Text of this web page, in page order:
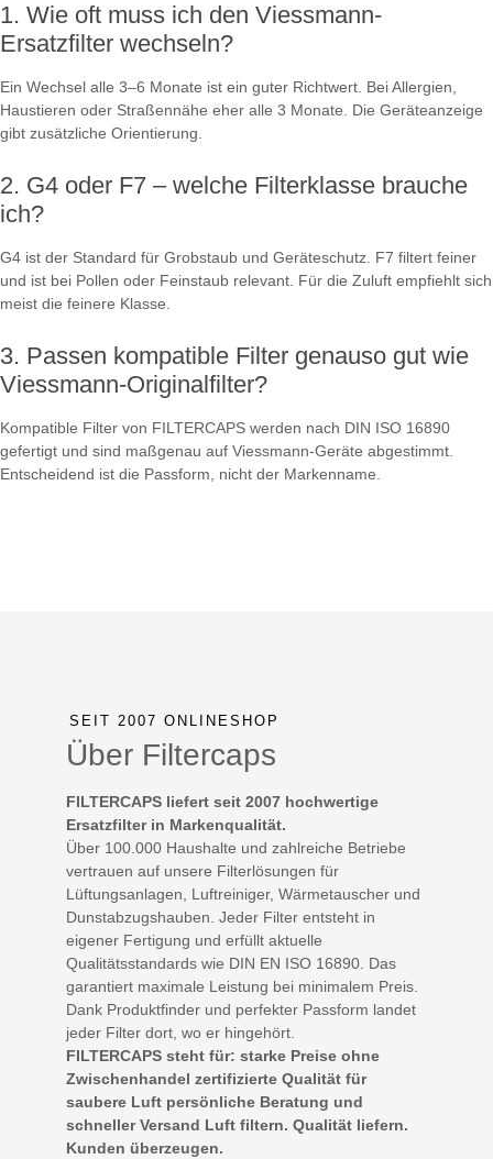
Wie oft muss ich den Viessmann-
Ersatzfilter wechseln?
Ein Wechsel alle 3–6 Monate ist ein guter Richtwert. Bei Allergien,
Haustieren oder Straßennähe eher alle 3 Monate. Die Geräteanzeige
gibt zusätzliche Orientierung.
G4 oder F7 – welche Filterklasse brauche
ich?
G4 ist der Standard für Grobstaub und Geräteschutz. F7 filtert feiner
und ist bei Pollen oder Feinstaub relevant. Für die Zuluft empfiehlt sich
meist die feinere Klasse.
Passen kompatible Filter genauso gut wie
Viessmann-Originalfilter?
Kompatible Filter von FILTERCAPS werden nach DIN ISO 16890
gefertigt und sind maßgenau auf Viessmann-Geräte abgestimmt.
Entscheidend ist die Passform, nicht der Markenname.
SEIT 2007 ONLINESHOP
Über Filtercaps
FILTERCAPS liefert seit 2007 hochwertige
Ersatzfilter in Markenqualität.
Über 100.000 Haushalte und zahlreiche Betriebe
vertrauen auf unsere Filterlösungen für
Lüftungsanlagen, Luftreiniger, Wärmetauscher und
Dunstabzugshauben. Jeder Filter entsteht in
eigener Fertigung und erfüllt aktuelle
Qualitätsstandards wie DIN EN ISO 16890. Das
garantiert maximale Leistung bei minimalem Preis.
Dank Produktfinder und perfekter Passform landet
jeder Filter dort, wo er hingehört.
FILTERCAPS steht für: starke Preise ohne
Zwischenhandel zertifizierte Qualität für
saubere Luft persönliche Beratung und
schneller Versand Luft filtern. Qualität liefern.
Kunden überzeugen.